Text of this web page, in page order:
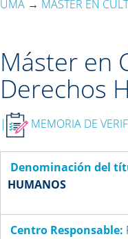
UMA → MÁSTER EN
Máster en
Derechos
| MEMORIA DE
Denominación del
HUMANOS
Centro Responsable: